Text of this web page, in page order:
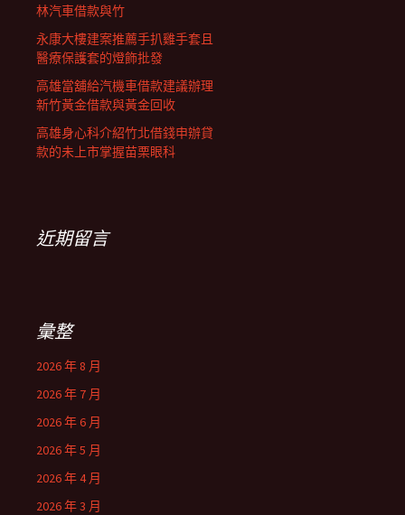
林汽車借款與竹
永康大樓建案推薦手扒雞手套且
醫療保護套的燈飾批發
高雄當舖給汽機車借款建議辦理
新竹黃金借款與黃金回收
高雄身心科介紹竹北借錢申辦貸
款的未上市掌握苗栗眼科
近期留言
彙整
2026 年 8 月
2026 年 7 月
2026 年 6 月
2026 年 5 月
2026 年 4 月
2026 年 3 月